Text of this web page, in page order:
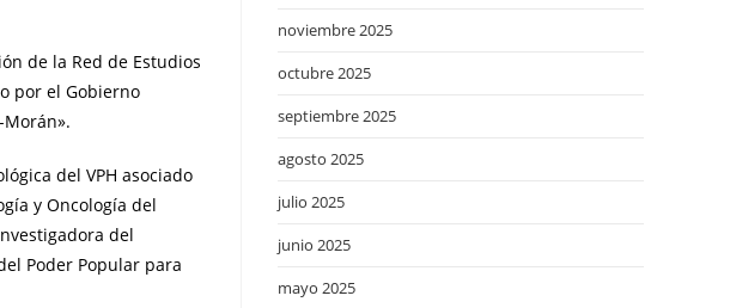
de la Red de Estudios
por el Gobierno
del VPH asociado
y Oncología del
del
Poder Popular para
noviembre 2025
octubre 2025
septiembre 2025
agosto 2025
julio 2025
junio 2025
mayo 2025